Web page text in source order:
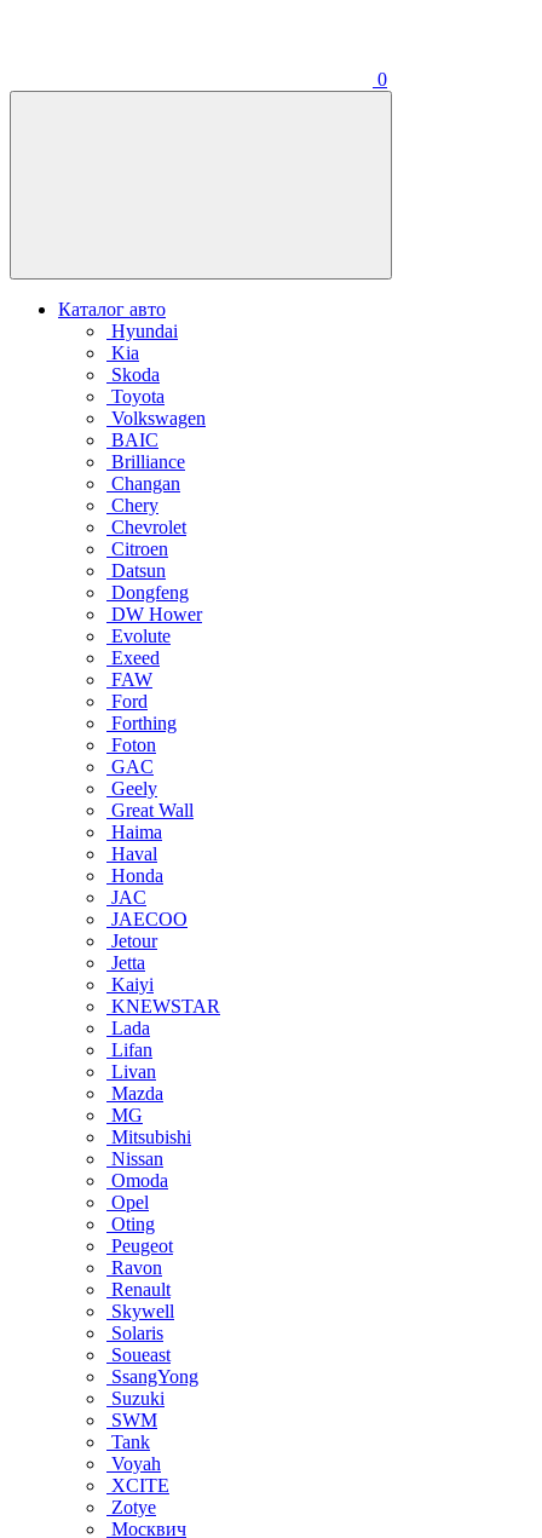
0
Каталог авто
Hyundai
Kia
Skoda
Toyota
Volkswagen
BAIC
Brilliance
Changan
Chery
Chevrolet
Citroen
Datsun
Dongfeng
DW Hower
Evolute
Exeed
FAW
Ford
Forthing
Foton
GAC
Geely
Great Wall
Haima
Haval
Honda
JAC
JAECOO
Jetour
Jetta
Kaiyi
KNEWSTAR
Lada
Lifan
Livan
Mazda
MG
Mitsubishi
Nissan
Omoda
Opel
Oting
Peugeot
Ravon
Renault
Skywell
Solaris
Soueast
SsangYong
Suzuki
SWM
Tank
Voyah
XCITE
Zotye
Москвич